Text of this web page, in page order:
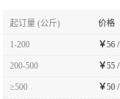
起订量 (公斤) 价格
1-200 ￥56
200-500 ￥55
≥500 ￥50